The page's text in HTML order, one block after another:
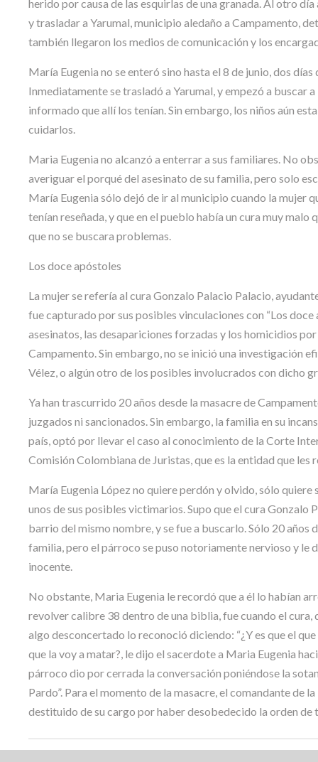
herido por causa de las esquirlas de una granada. Al otro
y trasladar a Yarumal, municipio aledaño a Campamento,
también llegaron los medios de comunicación y los
María Eugenia no se enteró sino hasta el 8 de junio, dos
Inmediatamente se trasladó a Yarumal, y empezó a buscar
informado que allí los tenían. Sin embargo, los niños aún
cuidarlos.
Maria Eugenia no alcanzó a enterrar a sus familiares. No
averiguar el porqué del asesinato de su familia, pero solo
María Eugenia sólo dejó de ir al municipio cuando la mujer
tenían reseñada, y que en el pueblo había un cura muy
que no se buscara problemas.
Los doce apóstoles
La mujer se refería al cura Gonzalo Palacio Palacio,
fue capturado por sus posibles vinculaciones con “Los
asesinatos, las desapariciones forzadas y los homicidios
Campamento. Sin embargo, no se inició una investigación
Vélez, o algún otro de los posibles involucrados con dicho
Ya han trascurrido 20 años desde la masacre de
juzgados ni sancionados. Sin embargo, la familia en su
país, optó por llevar el caso al conocimiento de la Corte
Comisión Colombiana de Juristas, que es la entidad que les
María Eugenia López no quiere perdón y olvido, sólo
unos de sus posibles victimarios. Supo que el cura Gonzalo
barrio del mismo nombre, y se fue a buscarlo. Sólo 20 años
familia, pero el párroco se puso notoriamente nervioso y le
inocente.
No obstante, Maria Eugenia le recordó que a él lo habían
revolver calibre 38 dentro de una biblia, fue cuando el
algo desconcertado lo reconoció diciendo: “¿Y es que el
que la voy a matar?, le dijo el sacerdote a Maria Eugenia
párroco dio por cerrada la conversación poniéndose la
Pardo”. Para el momento de la masacre, el comandante de
destituido de su cargo por haber desobedecido la orden de